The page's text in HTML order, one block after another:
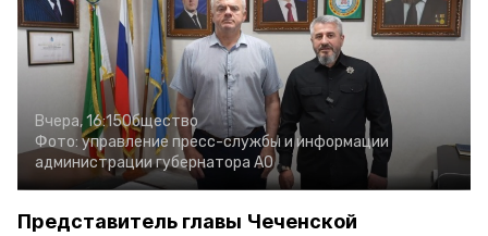
Вчера, 16:15Общество
Фото: управление пресс-службы и информации
администрации губернатора АО
Представитель главы Чеченской